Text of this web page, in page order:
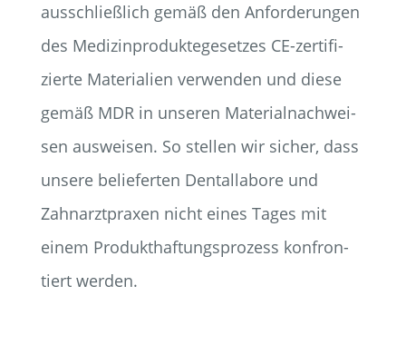
aus­schließ­lich gemäß den Anfor­de­run­gen
des Medi­zin­pro­duk­te­ge­set­zes CE-zer­ti­fi­
zier­te Mate­ria­li­en ver­wen­den und die­se
gemäß MDR in unse­ren Mate­ri­al­nach­wei­
sen aus­wei­sen. So stel­len wir sicher, dass
unse­re belie­fer­ten Den­tal­la­bo­re und
Zahn­arzt­pra­xen nicht eines Tages mit
einem Pro­dukt­haf­tungs­pro­zess kon­fron­
tiert werden.